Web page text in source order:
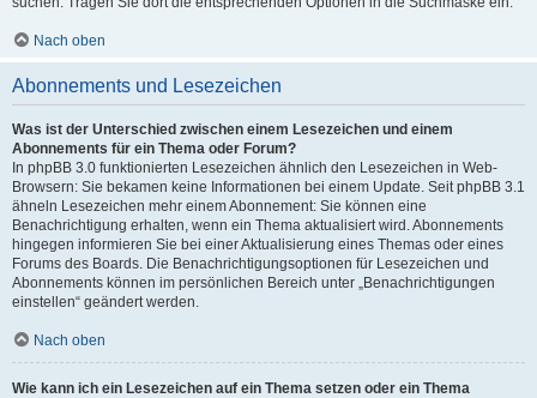
Nach oben
Abonnements und Lesezeichen
Was ist der Unterschied zwischen einem Lesezeichen und einem
Abonnements für ein Thema oder Forum?
In phpBB 3.0 funktionierten Lesezeichen ähnlich den Lesezeichen in Web-
Browsern: Sie bekamen keine Informationen bei einem Update. Seit phpBB 3.1
ähneln Lesezeichen mehr einem Abonnement: Sie können eine
Benachrichtigung erhalten, wenn ein Thema aktualisiert wird. Abonnements
hingegen informieren Sie bei einer Aktualisierung eines Themas oder eines
Forums des Boards. Die Benachrichtigungsoptionen für Lesezeichen und
Abonnements können im persönlichen Bereich unter „Benachrichtigungen
einstellen“ geändert werden.
Nach oben
Wie kann ich ein Lesezeichen auf ein Thema setzen oder ein Thema